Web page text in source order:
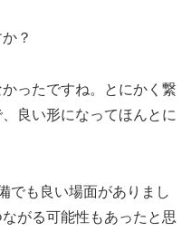
？
ったですね。とにかく繋
良い形になってほんとに
でも良い場面がありまし
がる可能性もあったと思